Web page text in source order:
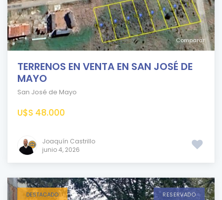
Comparar
TERRENOS EN VENTA EN SAN JOSÉ DE
MAYO
San José de Mayo
U$S 48.000
Joaquín Castrillo
junio 4, 2026
DESTACADO RESERVADO